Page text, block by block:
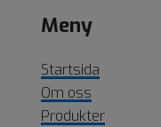
Meny
Startsida
Om oss
Produkter